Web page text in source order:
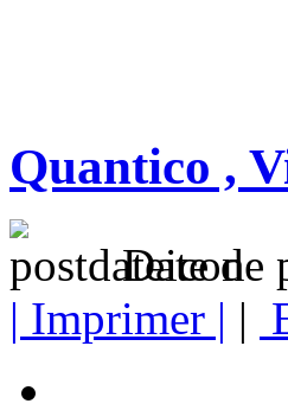
Quantico ,
Date de
| Imprimer | |